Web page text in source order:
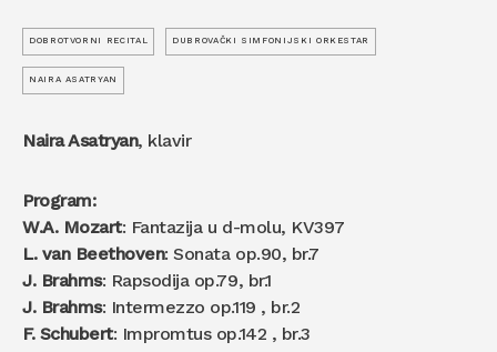
DOBROTVORNI RECITAL DUBROVAČKI SIMFONIJSKI ORKESTAR
NAIRA ASATRYAN
Naira Asatryan, klavir
Program:
W.A. Mozart: Fantazija u d-molu, KV397
L. van Beethoven: Sonata op.90, br.7
J. Brahms: Rapsodija op.79, br.1
J. Brahms: Intermezzo op.119 , br.2
F. Schubert: Impromtus op.142 , br.3